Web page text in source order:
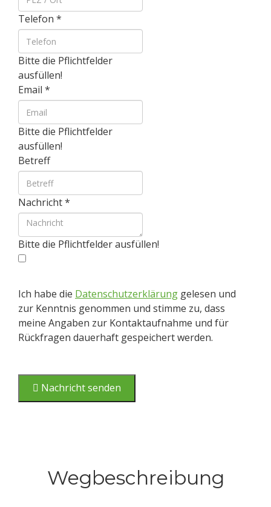
Telefon *
Bitte die Pflichtfelder
ausfüllen!
Email *
Bitte die Pflichtfelder
ausfüllen!
Betreff
Nachricht*
Bitte die Pflichtfelder ausfüllen!
Ich habe die Datenschutzerklärung gelesen und
zur Kenntnis genommen und stimme zu, dass
meine Angaben zur Kontaktaufnahme und für
Rückfragen dauerhaft gespeichert werden.
Nachricht senden
Wegbeschreibung